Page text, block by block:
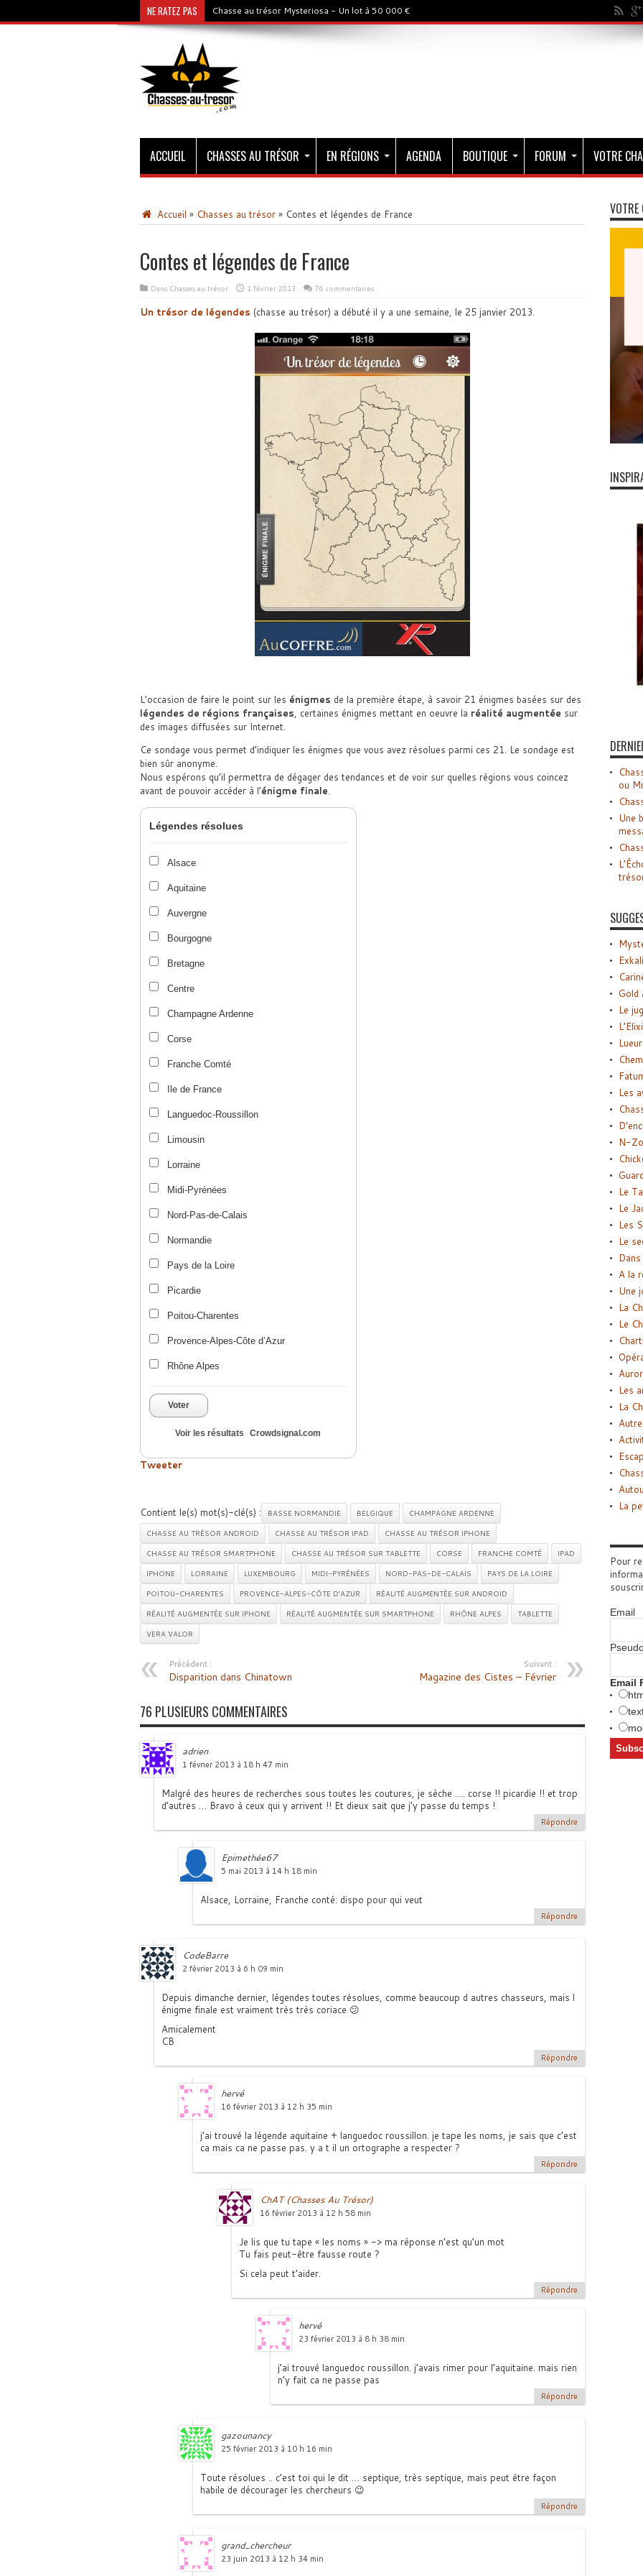
NE RATEZ PAS Chasse au trésor Mysteriosa - Un lot à 50 000 €
ACCUEIL CHASSES AU TRÉSOR EN RÉGIONS AGENDA BOUTIQUE FORUM VOTRE
Accueil » Chasses au trésor » Contes et légendes de France
Contes et légendes de France
Dans Chasses au trésor 1 février 2013 76 commentaires
Un trésor de légendes (chasse au trésor) a débuté il y a une semaine, le 25 janvier 2013.
L’occasion de faire le point sur les énigmes de la première étape, à savoir 21 énigmes basées sur des
légendes de régions françaises, certaines énigmes mettant en oeuvre la réalité augmentée sur
des images diffusées sur Internet.
Ce sondage vous permet d’indiquer les énigmes que vous avez résolues parmi ces 21. Le sondage est
bien sûr anonyme.
Nous espérons qu’il permettra de dégager des tendances et de voir sur quelles régions vous coincez
avant de pouvoir accéder à l’énigme finale.
Légendes résolues
Alsace
Aquitaine
Auvergne
Bourgogne
Bretagne
Centre
Champagne Ardenne
Corse
Franche Comté
Ile de France
Languedoc-Roussillon
Limousin
Lorraine
Midi-Pyrénées
Nord-Pas-de-Calais
Normandie
Pays de la Loire
Picardie
Poitou-Charentes
Provence-Alpes-Côte d’Azur
Rhône Alpes
Voter
Voir les résultats Crowdsignal.com
Tweeter
Contient le(s) mot(s)-clé(s) : BASSE NORMANDIE BELGIQUE
CHAMPAGNE ARDENNE
CHASSE AU TRÉSOR ANDROID
CHASSE AU TRÉSOR IPAD
CHASSE AU TRÉSOR IPHONE
CHASSE AU TRÉSOR SMARTPHONE
CHASSE AU TRÉSOR SUR TABLETTE CORSE FRANCHE COMTÉ
IPAD
IPHONE
LORRAINE LUXEMBOURG MIDI-PYRÉNÉES NORD-PAS-DE-CALAIS
PAYS DE LA LOIRE
POITOU-CHARENTES
PROVENCE-ALPES-CÔTE D’AZUR
RÉALITÉ AUGMENTÉE SUR ANDROID
RÉALITÉ AUGMENTÉE SUR IPHONE
RÉALITÉ AUGMENTÉE SUR SMARTPHONE RHÔNE ALPES
TABLETTE
VERA VALOR
Précédent :
Disparition dans Chinatown
Suivant :
Magazine des Cistes – Février
76 PLUSIEURS COMMENTAIRES
adrien
1 février 2013 à 18 h 47 min
Malgré des heures de recherches sous toutes les coutures, je sèche …. corse !! picardie !! et trop
d’autres … Bravo à ceux qui y arrivent !! Et dieux sait que j’y passe du temps !
Répondre
Epimethée67
5 mai 2013 à 14 h 18 min
Alsace, Lorraine, Franche conté: dispo pour qui veut
Répondre
CodeBarre
2 février 2013 à 6 h 09 min
Depuis dimanche dernier, légendes toutes résolues, comme beaucoup d autres chasseurs, mais l
énigme finale est vraiment très très coriace 😕
Amicalement
CB
Répondre
hervé
16 février 2013 à 12 h 35 min
j’ai trouvé la légende aquitaine + languedoc roussillon. je tape les noms, je sais que c’est
ca mais ca ne passe pas. y a t il un ortographe a respecter ?
Répondre
ChAT (Chasses Au Trésor)
16 février 2013 à 12 h 58 min
Je lis que tu tape « les noms » -> ma réponse n’est qu’un mot
Tu fais peut-être fausse route ?
Si cela peut t’aider.
Répondre
hervé
23 février 2013 à 8 h 38 min
j’ai trouvé languedoc roussillon. j’avais rimer pour l’aquitaine. mais rien
n’y fait ca ne passe pas
Répondre
gazounancy
25 février 2013 à 10 h 16 min
Toute résolues .. c’est toi qui le dit … septique, très septique, mais peut être façon
habile de décourager les chercheurs 😉
Répondre
grand_chercheur
23 juin 2013 à 12 h 34 min
VOTRE
ou
Une
Gold
Le
Lueur
Les
N-
Le
Le
Les
Le
A la
Une
La
Le
Les
La
La
Pour
Email
Email